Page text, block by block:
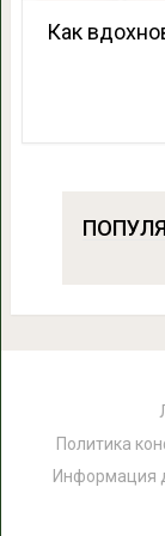
Как
Политика
Информация